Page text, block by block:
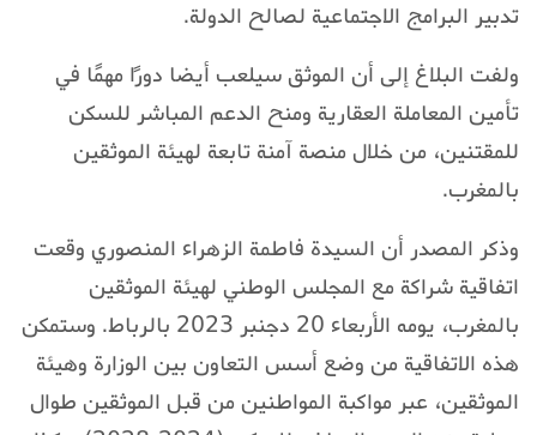
تدبير البرامج الاجتماعية لصالح الدولة.
ولفت البلاغ إلى أن الموثق سيلعب أيضا دورًا مهمًا في
تأمين المعاملة العقارية ومنح الدعم المباشر للسكن
للمقتنين، من خلال منصة آمنة تابعة لهيئة الموثقين
بالمغرب.
وذكر المصدر أن السيدة فاطمة الزهراء المنصوري وقعت
اتفاقية شراكة مع المجلس الوطني لهيئة الموثقين
بالمغرب، يومه الأربعاء 20 دجنبر 2023 بالرباط. وستمكن
هذه الاتفاقية من وضع أسس التعاون بين الوزارة وهيئة
الموثقين، عبر مواكبة المواطنين من قبل الموثقين طوال